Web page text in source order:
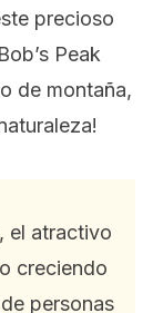
precioso
Peak
de montaña,
el atractivo
creciendo
personas